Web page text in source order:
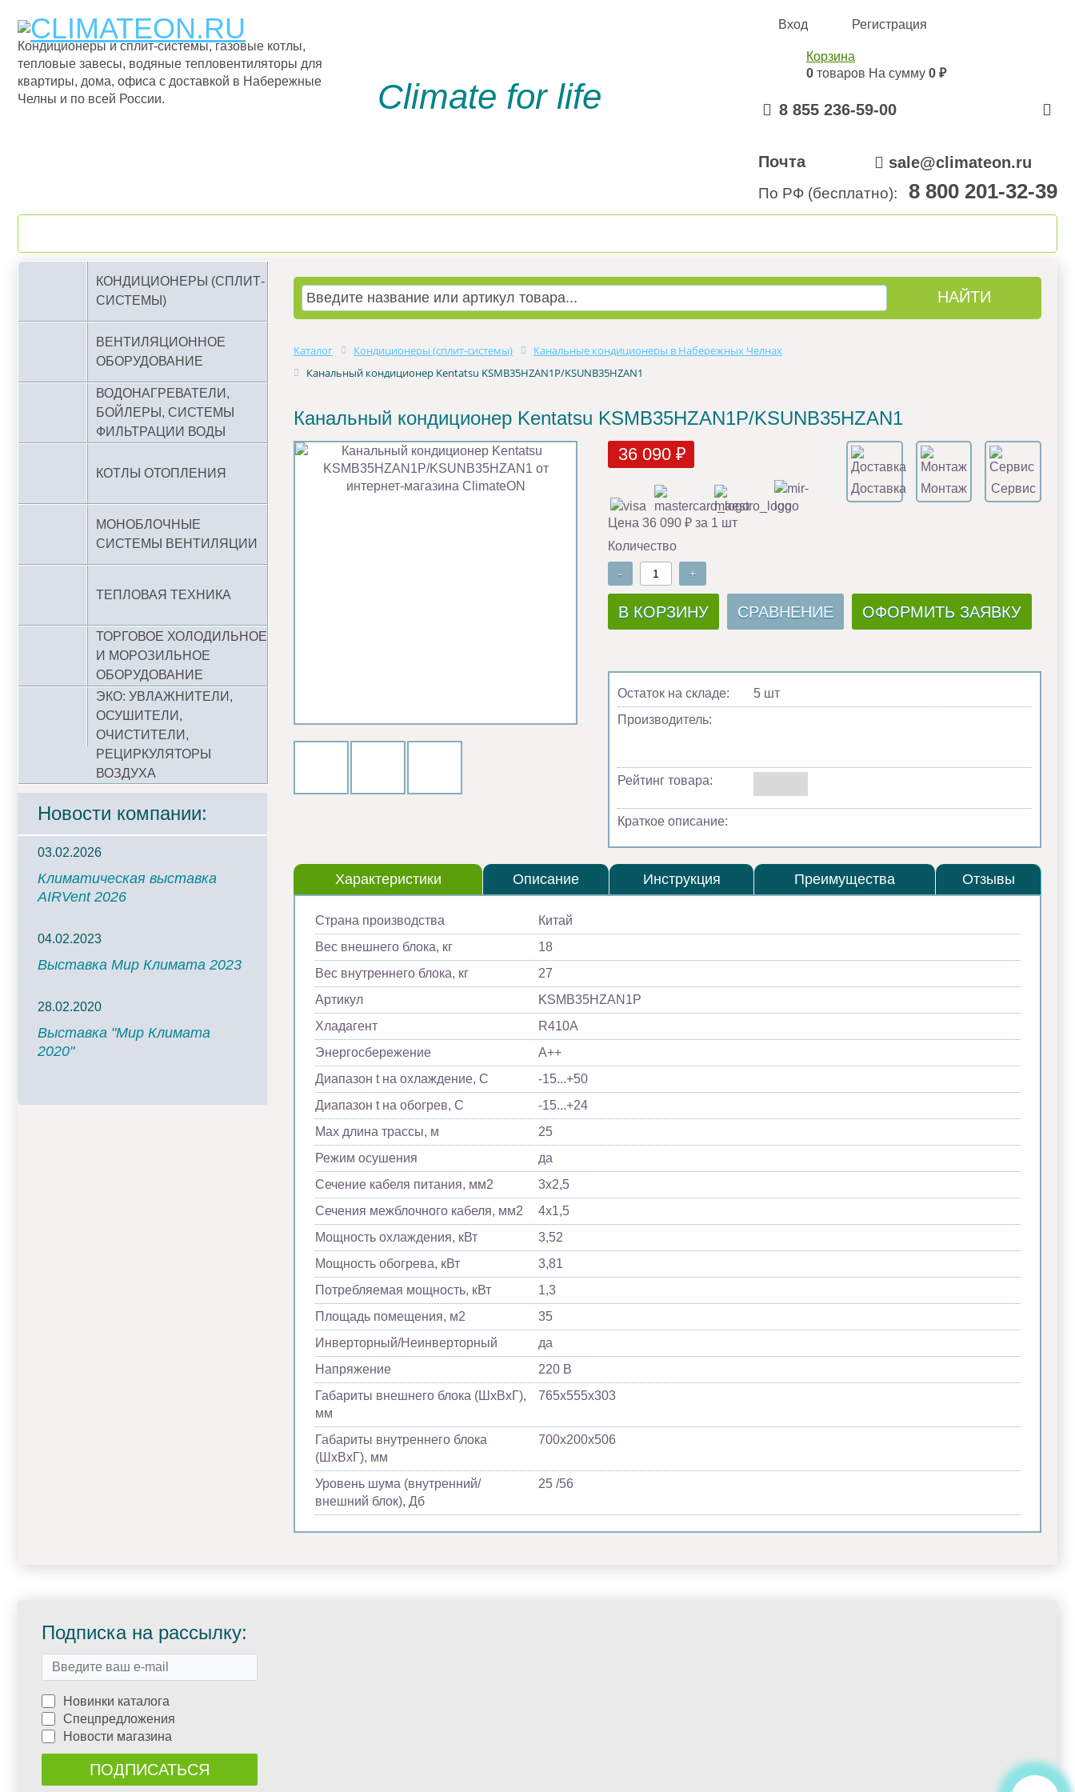
Кондиционеры и сплит-системы, газовые котлы,
тепловые завесы, водяные тепловентиляторы для
квартиры, дома, офиса с доставкой в Набережные
Челны и по всей России.
Climate for life
Вход Регистрация
Корзина
0 товаров На сумму 0 ₽
8 855 236-59-00
Почта sale@climateon.ru
По РФ (бесплатно): 8 800 201-32-39
КОНДИЦИОНЕРЫ (СПЛИТ-
СИСТЕМЫ)
ВЕНТИЛЯЦИОННОЕ
ОБОРУДОВАНИЕ
ВОДОНАГРЕВАТЕЛИ,
БОЙЛЕРЫ, СИСТЕМЫ
ФИЛЬТРАЦИИ ВОДЫ
КОТЛЫ ОТОПЛЕНИЯ
МОНОБЛОЧНЫЕ
СИСТЕМЫ ВЕНТИЛЯЦИИ
ТЕПЛОВАЯ ТЕХНИКА
ТОРГОВОЕ ХОЛОДИЛЬНОЕ
И МОРОЗИЛЬНОЕ
ОБОРУДОВАНИЕ
ЭКО: УВЛАЖНИТЕЛИ,
ОСУШИТЕЛИ,
ОЧИСТИТЕЛИ,
РЕЦИРКУЛЯТОРЫ
ВОЗДУХА
Новости компании:
03.02.2026
Климатическая выставка
AIRVent 2026
04.02.2023
Выставка Мир Климата 2023
28.02.2020
Выставка "Мир Климата
2020"
Каталог Кондиционеры (сплит-системы)
Канальные кондиционеры в Набережных Челнах
Канальный кондиционер Kentatsu KSMB35HZAN1P/KSUNB35HZAN1
Канальный кондиционер Kentatsu KSMB35HZAN1P/KSUNB35HZAN1
36 090 ₽
Доставка Монтаж Сервис
Цена 36 090 ₽ за 1 шт
Количество
- +
В КОРЗИНУ СРАВНЕНИЕ ОФОРМИТЬ ЗАЯВКУ
Остаток на складе:
5 шт
Производитель:
Рейтинг товара:
Краткое описание:
Характеристики Описание Инструкция Преимущества Отзывы
Страна производства
Китай
Вес внешнего блока, кг
18
Вес внутреннего блока, кг
27
Артикул
KSMB35HZAN1P
Хладагент
R410A
Энергосбережение
A++
Диапазон t на охлаждение, С
-15...+50
Диапазон t на обогрев, С
-15...+24
Max длина трассы, м
25
Режим осушения
да
Сечение кабеля питания, мм2
3х2,5
Сечения межблочного кабеля, мм2
4х1,5
Мощность охлаждения, кВт
3,52
Мощность обогрева, кВт
3,81
Потребляемая мощность, кВт
1,3
Площадь помещения, м2
35
Инверторный/Неинверторный
да
Напряжение
220 В
Габариты внешнего блока (ШхВхГ),
мм
765х555х303
Габариты внутреннего блока
(ШхВхГ), мм
700х200х506
Уровень шума (внутренний/
внешний блок), Дб
25 /56
Подписка на рассылку:
Новинки каталога
Спецпредложения
Новости магазина